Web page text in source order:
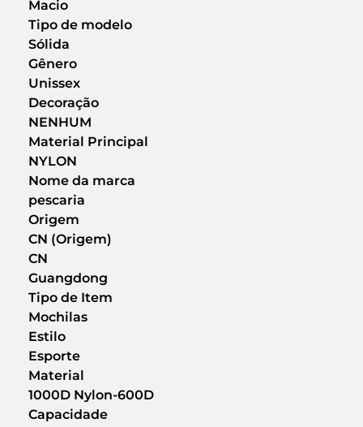
Macio
Tipo de modelo
Sólida
Gênero
Unissex
Decoração
NENHUM
Material Principal
NYLON
Nome da marca
pescaria
Origem
CN (Origem)
CN
Guangdong
Tipo de Item
Mochilas
Estilo
Esporte
Material
1000D Nylon-600D
Capacidade